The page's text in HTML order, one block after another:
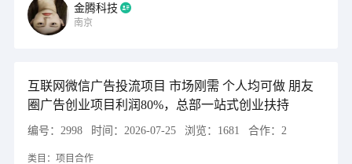
金腾科技
南京
互联网微信广告投流项目 市场刚需 个人均可做 朋友
圈广告创业项目利润80%，总部一站式创业扶持
编号： 2998 时间： 2026-07-25 浏览： 1681 合作： 2
类目： 项目合作